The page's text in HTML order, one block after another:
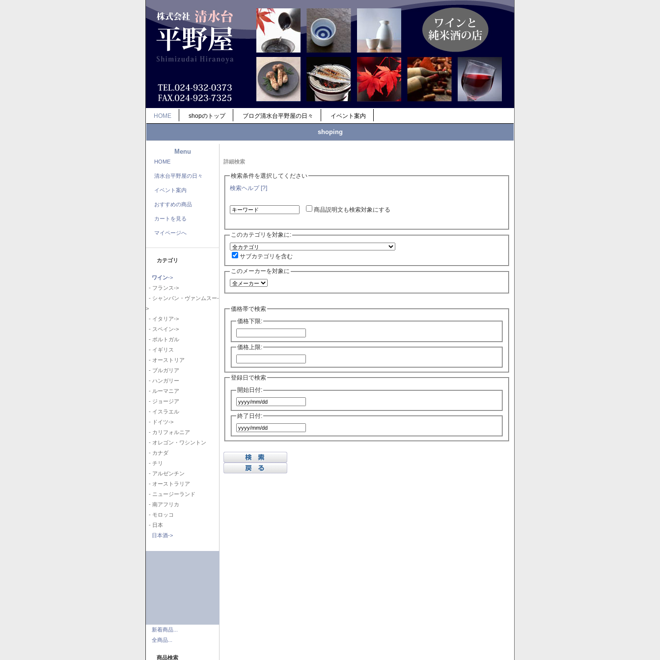
HOME shopのトップ ブログ清水台平野屋の日々 イベント案内
shoping
Menu
HOME
清水台平野屋の日々
イベント案内
おすすめの商品
カートを見る
マイページへ
カテゴリ
ワイン->
- フランス->
- シャンパン・ヴァンムスー-
>
- イタリア->
- スペイン->
- ポルトガル
- イギリス
- オーストリア
- ブルガリア
- ハンガリー
- ルーマニア
- ジョージア
- イスラエル
- ドイツ->
- カリフォルニア
- オレゴン・ワシントン
- カナダ
- チリ
- アルゼンチン
- オーストラリア
- ニュージーランド
- 南アフリカ
- モロッコ
- 日本
日本酒->
新着商品...
全商品...
商品検索
詳細検索
検索条件を選択してください
検索ヘルプ [?]
商品説明文も検索対象にする
このカテゴリを対象に:
サブカテゴリを含む
このメーカーを対象に
価格帯で検索
価格下限:
価格上限:
登録日で検索
開始日付:
終了日付: